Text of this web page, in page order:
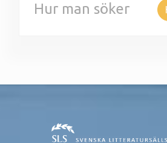
Hur man söker